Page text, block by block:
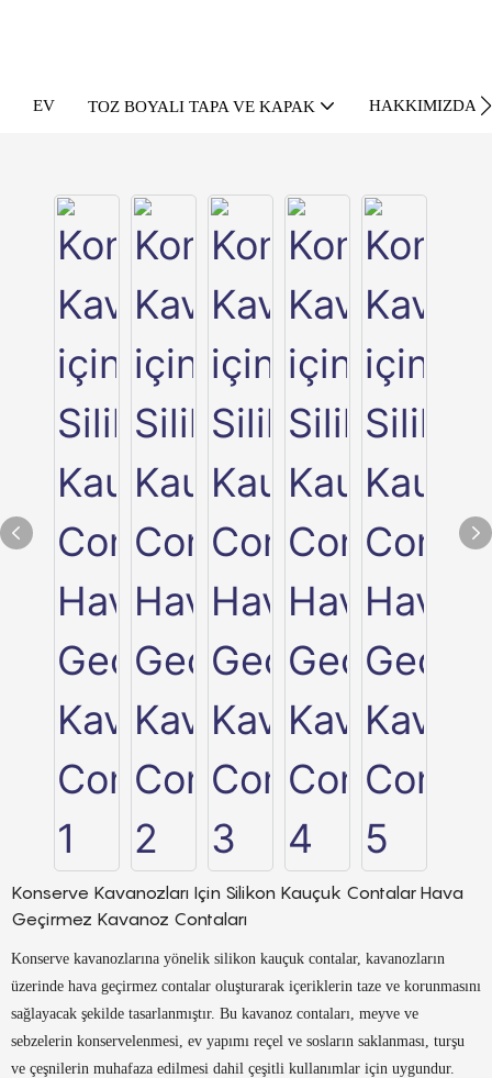
EV TOZ BOYALI TAPA VE KAPAK HAKKIMIZDA
Konserve Kavanozları Için Silikon Kauçuk Contalar Hava
Geçirmez Kavanoz Contaları
Konserve kavanozlarına yönelik silikon kauçuk contalar, kavanozların
üzerinde hava geçirmez contalar oluşturarak içeriklerin taze ve korunmasını
sağlayacak şekilde tasarlanmıştır. Bu kavanoz contaları, meyve ve
sebzelerin konservelenmesi, ev yapımı reçel ve sosların saklanması, turşu
ve çeşnilerin muhafaza edilmesi dahil çeşitli kullanımlar için uygundur.